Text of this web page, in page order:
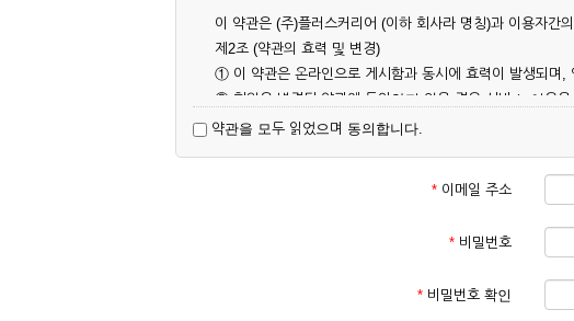
이 약관은 (주)플러스커리어 (이하 회사라 명칭)과 이용자간
제2조 (약관의 효력 및 변경)
① 이 약관은 온라인으로 게시함과 동시에 효력이 발생되며,
② 회원은 변경된 약관에 동의하지 않을 경우 서비스 이용
대해 동의한 것으로 간주됩니다.
제3조 (약관의 외 준칙)
이 약관에 명시되지 않은 사항은 회사의 공지, 이용안내 및
① 서비스 이용계약은 서비스 이용 희망자가 본 약관에 동
약관을 모두 읽었으며 동의합니다.
* 이메일 주소
* 비밀번호
* 비밀번호 확인